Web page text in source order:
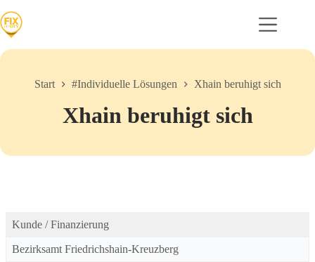
Inhalt
springen
Start #Individuelle Lösungen Xhain beruhigt sich
Xhain beruhigt sich
Kunde / Finanzierung
Bezirksamt Friedrichshain-Kreuzberg